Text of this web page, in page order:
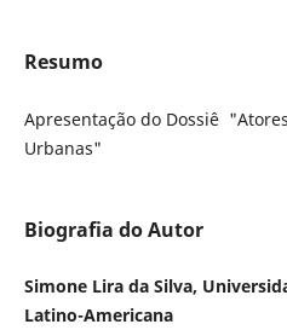
Resumo
Apresentação do Dossiê
Urbanas"
Biografia do Autor
Simone Lira da Silva,
Latino-Americana